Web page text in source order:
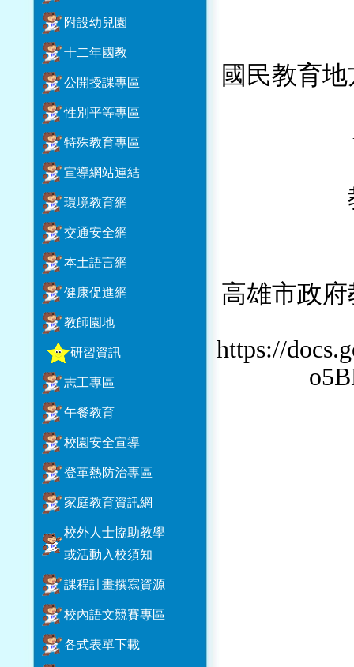
附設幼兒園
十二年國教
公開授課專區
性別平等專區
特殊教育專區
宣導網站連結
環境教育網
交通安全網
本土語言網
健康促進網
教師園地
研習資訊
志工專區
午餐教育
校園安全宣導
登革熱防治專區
家庭教育資訊網
校外人士協助教學
或活動入校須知
課程計畫撰寫資源
校內語文競賽專區
各式表單下載
國民教育
高雄市政
https://